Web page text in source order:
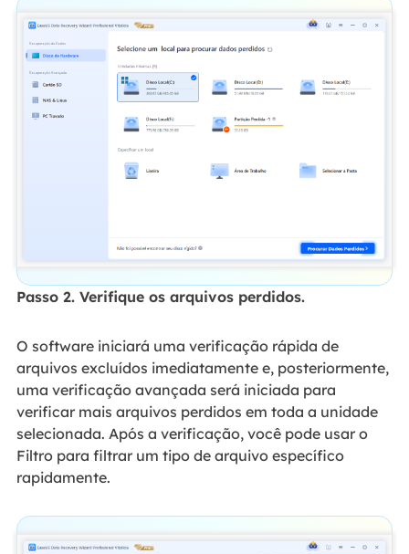
Passo 2. Verifique os arquivos perdidos.
O software iniciará uma verificação rápida de
arquivos excluídos imediatamente e, posteriormente,
uma verificação avançada será iniciada para
verificar mais arquivos perdidos em toda a unidade
selecionada. Após a verificação, você pode usar o
Filtro para filtrar um tipo de arquivo específico
rapidamente.